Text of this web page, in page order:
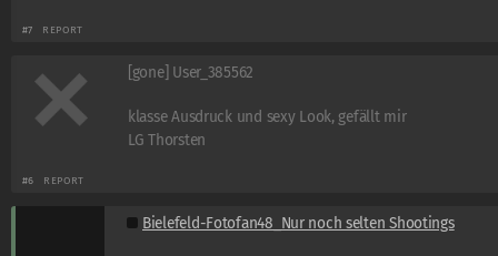
#7 REPORT
[gone] User_385562
klasse Ausdruck und sexy Look, gefällt mir
LG Thorsten
#6 REPORT
Bielefeld-Fotofan48_Nur noch selten Shootings